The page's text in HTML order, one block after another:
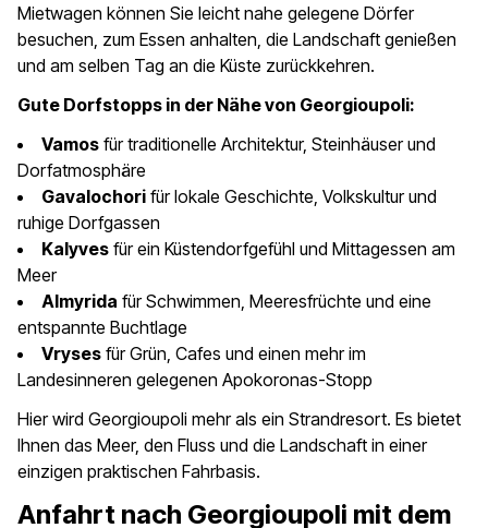
Mietwagen können Sie leicht nahe gelegene Dörfer
besuchen, zum Essen anhalten, die Landschaft genießen
und am selben Tag an die Küste zurückkehren.
Gute Dorfstopps in der Nähe von Georgioupoli:
Vamos für traditionelle Architektur, Steinhäuser und
Dorfatmosphäre
Gavalochori für lokale Geschichte, Volkskultur und
ruhige Dorfgassen
Kalyves für ein Küstendorfgefühl und Mittagessen am
Meer
Almyrida für Schwimmen, Meeresfrüchte und eine
entspannte Buchtlage
Vryses für Grün, Cafes und einen mehr im
Landesinneren gelegenen Apokoronas-Stopp
Hier wird Georgioupoli mehr als ein Strandresort. Es bietet
Ihnen das Meer, den Fluss und die Landschaft in einer
einzigen praktischen Fahrbasis.
Anfahrt nach Georgioupoli mit dem